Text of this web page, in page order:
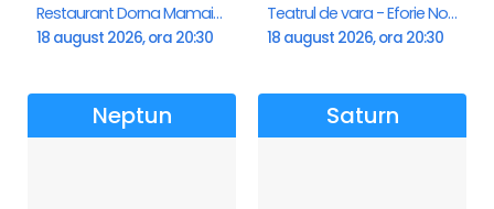
Restaurant Dorna Mamaia, Mamaia
18 august 2026, ora 20:30
Teatrul de vara - Eforie Nord, Eforie-Nord
18 august 2026, ora 20:30
Neptun Saturn